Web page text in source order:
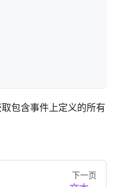
包含事件上定义的所有
下一页